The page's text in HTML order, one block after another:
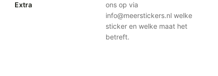
Extra
ons op via
info@meerstickers.nl welke
sticker en welke maat het
betreft.